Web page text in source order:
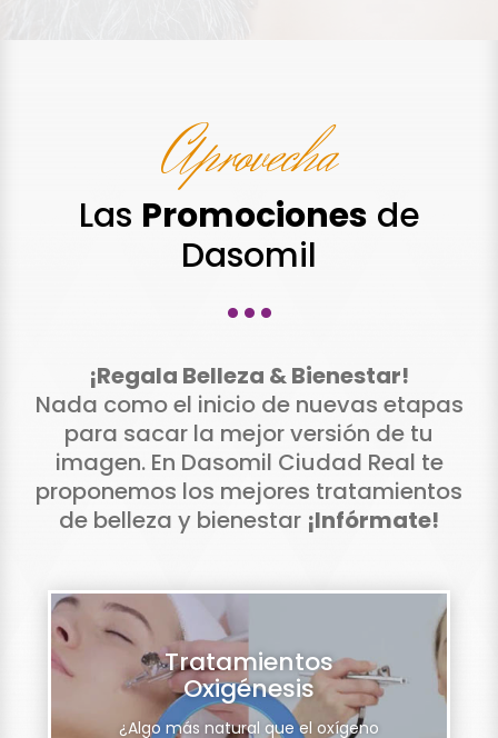
Aprovecha
Las Promociones de
Dasomil
···
¡Regala Belleza & Bienestar!
Nada como el inicio de nuevas etapas
para sacar la mejor versión de tu
imagen. En Dasomil Ciudad Real te
proponemos los mejores tratamientos
de belleza y bienestar ¡Infórmate!
Promociones
Exclusivas Dasomil